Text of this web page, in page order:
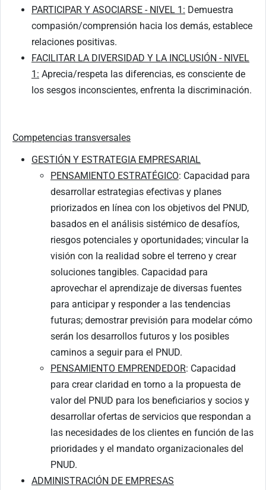
PARTICIPAR Y ASOCIARSE - NIVEL 1: Demuestra
compasión/comprensión hacia los demás, establece
relaciones positivas.
FACILITAR LA DIVERSIDAD Y LA INCLUSIÓN - NIVEL
1: Aprecia/respeta las diferencias, es consciente de
los sesgos inconscientes, enfrenta la discriminación.
Competencias transversales
GESTIÓN Y ESTRATEGIA EMPRESARIAL
PENSAMIENTO ESTRATÉGICO: Capacidad para
desarrollar estrategias efectivas y planes
priorizados en línea con los objetivos del PNUD,
basados en el análisis sistémico de desafíos,
riesgos potenciales y oportunidades; vincular la
visión con la realidad sobre el terreno y crear
soluciones tangibles. Capacidad para
aprovechar el aprendizaje de diversas fuentes
para anticipar y responder a las tendencias
futuras; demostrar previsión para modelar cómo
serán los desarrollos futuros y los posibles
caminos a seguir para el PNUD.
PENSAMIENTO EMPRENDEDOR: Capacidad
para crear claridad en torno a la propuesta de
valor del PNUD para los beneficiarios y socios y
desarrollar ofertas de servicios que respondan a
las necesidades de los clientes en función de las
prioridades y el mandato organizacionales del
PNUD.
ADMINISTRACIÓN DE EMPRESAS